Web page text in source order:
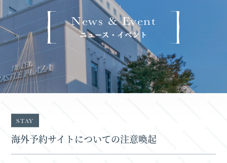
News & Event
ニュース・イベント
STAY
海外予約サイトについての注意喚起